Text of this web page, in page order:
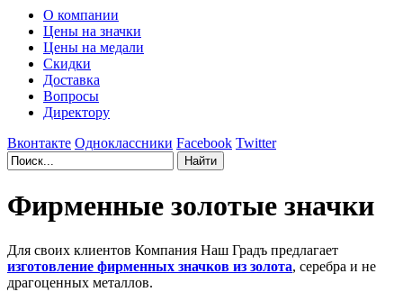
О компании
Цены на значки
Цены на медали
Скидки
Доставка
Вопросы
Директору
Вконтакте Одноклассники Facebook Twitter
Фирменные золотые значки
Для своих клиентов Компания Наш Градъ предлагает
изготовление фирменных значков из золота, серебра и не
драгоценных металлов.